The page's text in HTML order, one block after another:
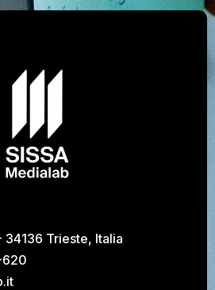
Trieste, Italia